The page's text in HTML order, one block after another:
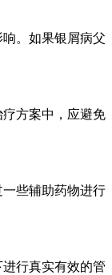
。如果银屑病父
方案中，应避免
些辅助药物进行
行真实有效的管